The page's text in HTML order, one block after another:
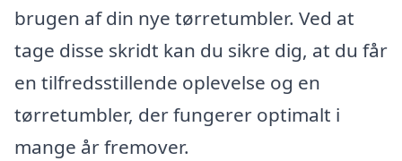
brugen af din nye tørretumbler. Ved at
tage disse skridt kan du sikre dig, at du får
en tilfredsstillende oplevelse og en
tørretumbler, der fungerer optimalt i
mange år fremover.